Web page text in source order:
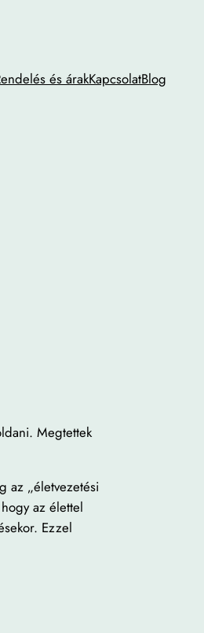
és árakKapcsolatBlog
Megtettek
az „életvezetési
az élettel
Ezzel